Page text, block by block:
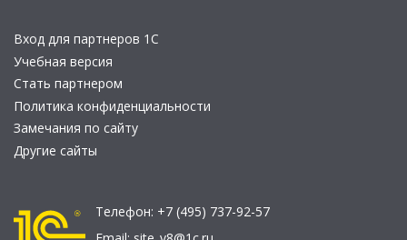
Вход для партнеров 1С
Учебная версия
Стать партнером
Политика конфиденциальности
Замечания по сайту
Другие сайты
Телефон: +7 (495) 737-92-57